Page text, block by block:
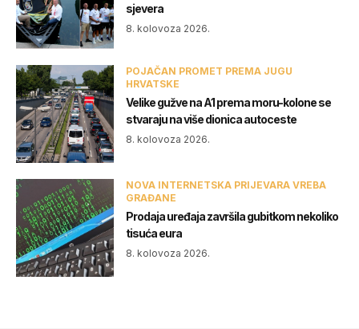
sjevera
8. kolovoza 2026.
POJAČAN PROMET PREMA JUGU
HRVATSKE
Velike gužve na A1 prema moru-kolone se
stvaraju na više dionica autoceste
8. kolovoza 2026.
NOVA INTERNETSKA PRIJEVARA VREBA
GRAĐANE
Prodaja uređaja završila gubitkom nekoliko
tisuća eura
8. kolovoza 2026.